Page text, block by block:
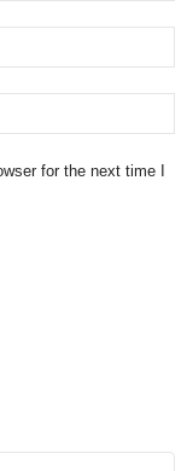
for the next time I